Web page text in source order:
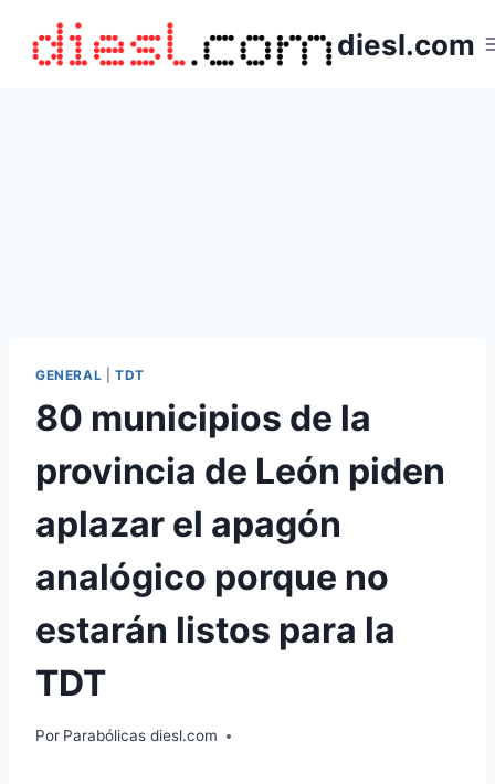
contenido
diesl.com
GENERAL TDT
80 municipios de la
provincia de León piden
aplazar el apagón
analógico porque no
estarán listos para la
TDT
Por Parabólicas diesl.com